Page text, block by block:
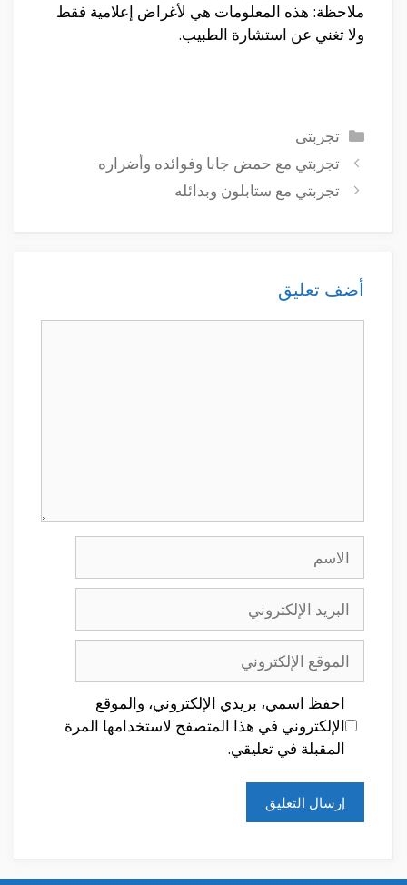
ملاحظة: هذه المعلومات هي لأغراض إعلامية فقط
ولا تغني عن استشارة الطبيب.
التصنيفات
تجربتى
تجربتي مع حمض جابا وفوائده وأضراره
تجربتي مع ستابلون وبدائله
أضف تعليق
الإلكتروني
الإلكتروني
احفظ اسمي، بريدي الإلكتروني، والموقع
الإلكتروني في هذا المتصفح لاستخدامها المرة
المقبلة في تعليقي.